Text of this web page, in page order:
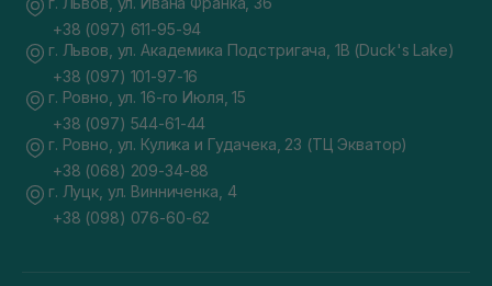
+38 (097) 611-95-94
г. Львов, ул. Академика Подстригача, 1В (Duck's Lake)
+38 (097) 101-97-16
г. Ровно, ул. 16-го Июля, 15
+38 (097) 544-61-44
г. Ровно, ул. Кулика и Гудачека, 23 (ТЦ Экватор)
+38 (068) 209-34-88
г. Луцк, ул. Винниченка, 4
+38 (098) 076-60-62